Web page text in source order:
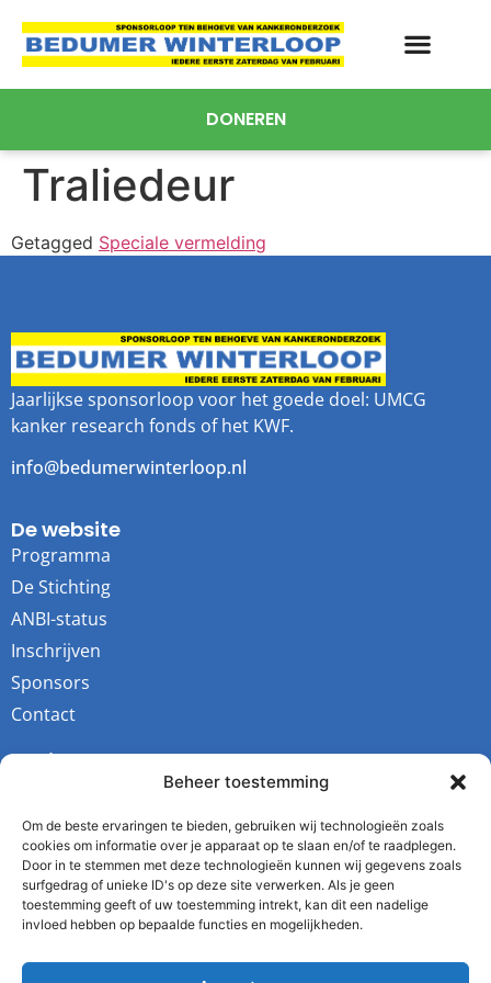
Beheer toestemming
Om de beste ervaringen te bieden, gebruiken wij technologieën zoals
cookies om informatie over je apparaat op te slaan en/of te raadplegen.
Door in te stemmen met deze technologieën kunnen wij gegevens zoals
surfgedrag of unieke ID's op deze site verwerken. Als je geen
toestemming geeft of uw toestemming intrekt, kan dit een nadelige
invloed hebben op bepaalde functies en mogelijkheden.
DONEREN
Traliedeur
Getagged Speciale vermelding
Jaarlijkse sponsorloop voor het goede doel: UMCG
kanker research fonds of het KWF.
info@bedumerwinterloop.nl
De website
Programma
De Stichting
ANBI-status
Inschrijven
Sponsors
Contact
Socials
Instagram
Facebook
Twitter
Kvk: 64343731